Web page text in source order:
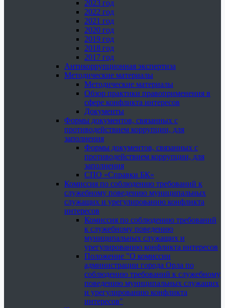
2023 год
2022 год
2021 год
2020 год
2019 год
2018 год
2017 год
Антикоррупционная экспертиза
Методические материалы
Методические материалы
Обзор практики правоприменения в
сфере конфликта интересов
Документы
Формы документов, связанных с
противодействием коррупции, для
заполнения
Формы документов, связанных с
противодействием коррупции, для
заполнения
СПО «Справки БК»
Комиссия по соблюдению требований к
служебному поведению муниципальных
служащих и урегулированию конфликта
интересов
Комиссия по соблюдению требований
к служебному поведению
муниципальных служащих и
урегулированию конфликта интересов
Положение "О комиссии
администрации города Орла по
соблюдению требований к служебному
поведению муниципальных служащих
и урегулированию конфликта
интересов"